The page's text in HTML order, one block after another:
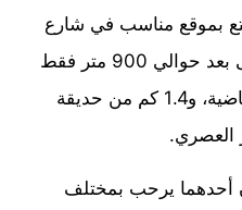
بموقع مناسب في شارع
عبدالله السحمي، وتتواجد على بعد حوالي 900 متر فقط
من مرافق حي السفارات الرياضية، و1.4 كم من حديقة
العصري.
أحدهما يرحب بمختلف